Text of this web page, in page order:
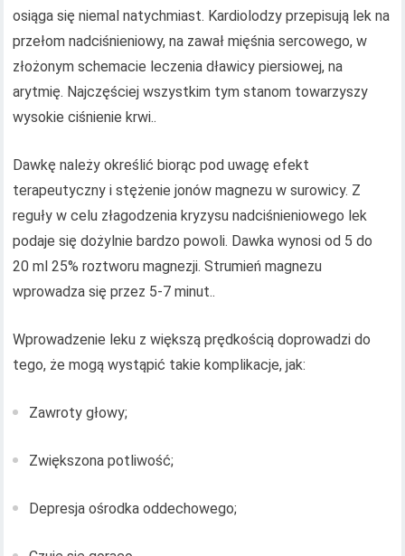
osiąga się niemal natychmiast. Kardiolodzy przepisują lek na
przełom nadciśnieniowy, na zawał mięśnia sercowego, w
złożonym schemacie leczenia dławicy piersiowej, na
arytmię. Najczęściej wszystkim tym stanom towarzyszy
wysokie ciśnienie krwi..
Dawkę należy określić biorąc pod uwagę efekt
terapeutyczny i stężenie jonów magnezu w surowicy. Z
reguły w celu złagodzenia kryzysu nadciśnieniowego lek
podaje się dożylnie bardzo powoli. Dawka wynosi od 5 do
20 ml 25% roztworu magnezji. Strumień magnezu
wprowadza się przez 5-7 minut..
Wprowadzenie leku z większą prędkością doprowadzi do
tego, że mogą wystąpić takie komplikacje, jak:
Zawroty głowy;
Zwiększona potliwość;
Depresja ośrodka oddechowego;